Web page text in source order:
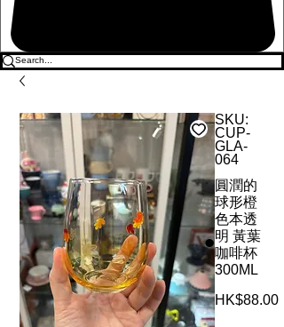
SKU:
CUP-
GLA-
064
圓潤的
球形橙
色本透
明 黃葉
咖啡杯
300ML
HK$88.00